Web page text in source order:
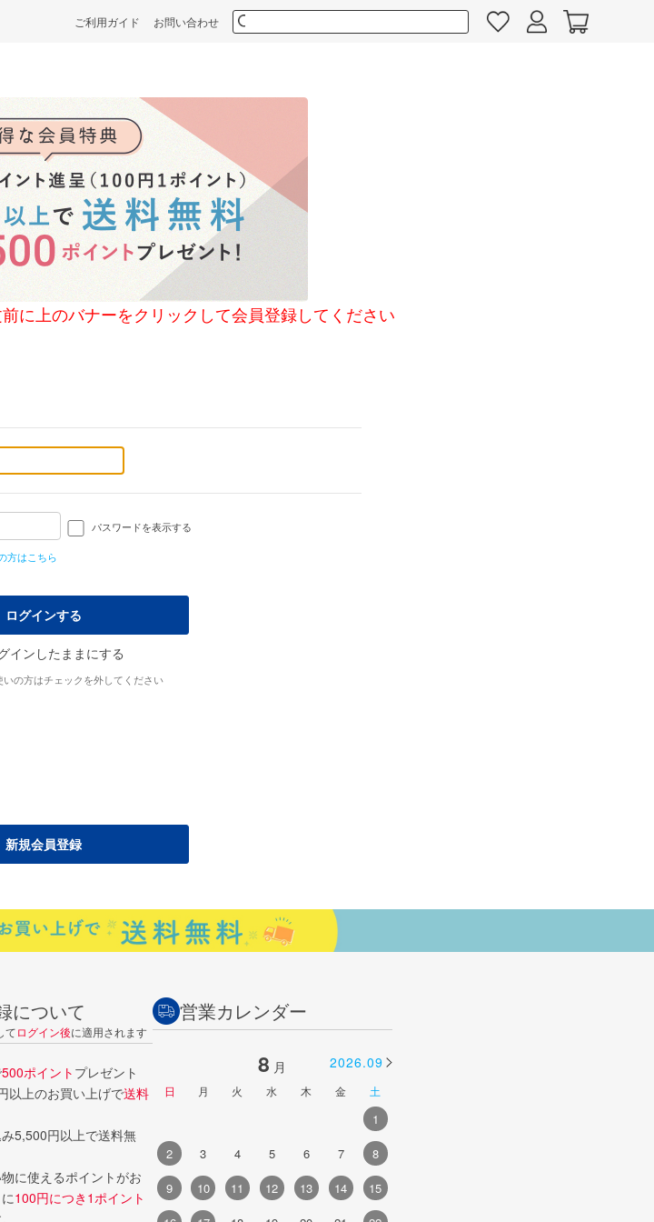
ご利用ガイド お問い合わせ
のバナーをクリックして会員登録してください
パスワードを表示する
方はこちら
インしたままにする
の方はチェックを外してください
について
てログイン後に適用されます
500ポイント プレゼント
以上のお買い上げで送料
み5,500円以上で送料無
に使えるポイントがお
100円につき1ポイント
営業カレンダー
8 月 2026.09
日 月 火 水 木 金 土
1
2
3 4 5 6 7
8
9
10 11 12 13 14
15